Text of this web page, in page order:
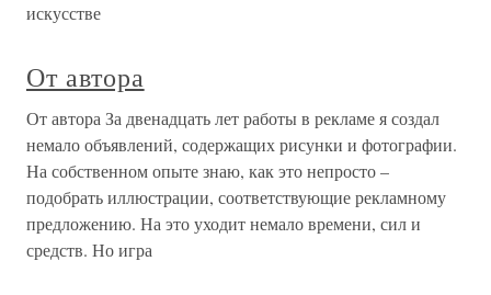
искусстве
От автора
От автора За двенадцать лет работы в рекламе я создал
немало объявлений, содержащих рисунки и фотографии.
На собственном опыте знаю, как это непросто –
подобрать иллюстрации, соответствующие рекламному
предложению. На это уходит немало времени, сил и
средств. Но игра